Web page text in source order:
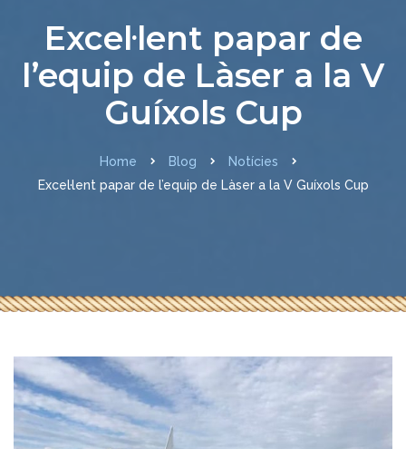
Excel·lent papar de
l’equip de Làser a la V
Guíxols Cup
Home Blog
Notícies
Excel·lent papar de l’equip de Làser a la V Guíxols Cup